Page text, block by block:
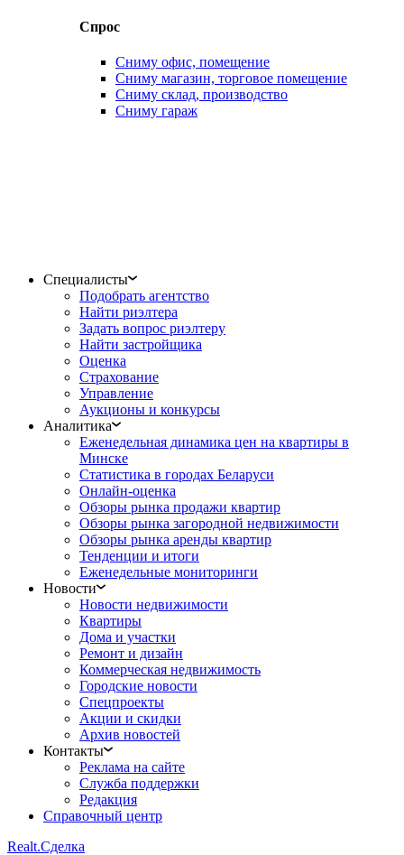
Спрос
Сниму офис, помещение
Сниму магазин, торговое помещение
Сниму склад, производство
Сниму гараж
Специалисты
Подобрать агентство
Найти риэлтера
Задать вопрос риэлтеру
Найти застройщика
Оценка
Страхование
Управление
Аукционы и конкурсы
Аналитика
Еженедельная динамика цен на квартиры в
Минске
Статистика в городах Беларуси
Онлайн-оценка
Обзоры рынка продажи квартир
Обзоры рынка загородной недвижимости
Обзоры рынка аренды квартир
Тенденции и итоги
Еженедельные мониторинги
Новости
Новости недвижимости
Квартиры
Дома и участки
Ремонт и дизайн
Коммерческая недвижимость
Городские новости
Спецпроекты
Акции и скидки
Архив новостей
Контакты
Реклама на сайте
Служба поддержки
Редакция
Справочный центр
Realt.Сделка